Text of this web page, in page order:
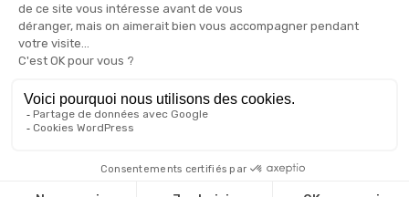
communication. Des produits fabriqués avec amour dans de
bonnes conditions et un impact limité sur la planête.